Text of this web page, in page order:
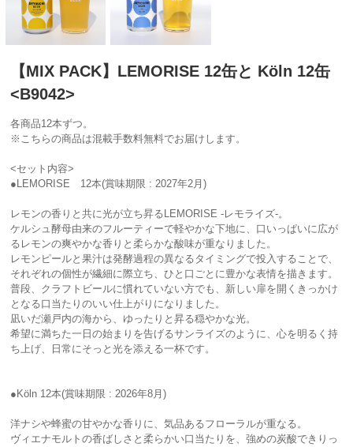
【MIX PACK】LEMORISE 12缶と Köln 12缶
<B9042>
各商品12本ずつ。
※こちらの商品は混載手数料無料でお届けします。
<セット内容>
●LEMORISE 12本(賞味期限 : 2027年2月)
レモンの香りと共に光が立ち昇るLEMORISE -レモライズ-。
ケルシュ酵母由来のフルーティーで軽やかな下地に、口いっぱいに広が
るレモンの爽やかな香りと柔らかな酸味が重なりました。
レモンピールと果汁は発酵過程の異なるタイミングで投入することで、
それぞれの個性が繊細に際立ち、ひと口ごとに豊かな表情を描きます。
普段、クラフトビールに慣れていない方でも、新しい扉を開くきっかけ
となる口当たりのいい仕上がりになりました。
凪いだ瀬戸内の海から、ゆったりと昇る穏やかな光。
希望に満ちた一日の始まりを告げるサンライズのように、心を明るく持
ち上げ、日常にそっと光を添える一杯です。
●Köln 12本(賞味期限 : 2026年8月)
洋ナシや蜂蜜の甘やかな香りに、気品あるフローラルが重なる。
ヴィエナモルトの香ばしさと柔らかい口当たりを、強めの炭酸できりっ